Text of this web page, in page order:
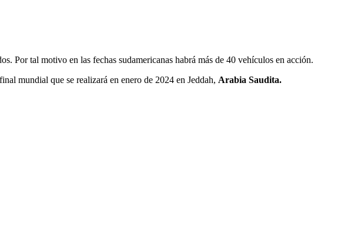
Por tal motivo en las fechas sudamericanas habrá más de 40 vehículos en acción.
mundial que se realizará en enero de 2024 en Jeddah, Arabia Saudita.